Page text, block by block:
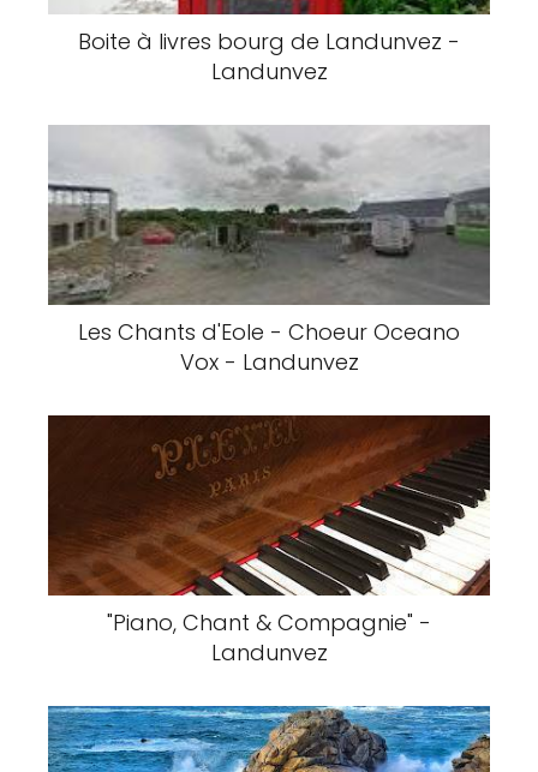
Boite à livres bourg de Landunvez -
Landunvez
Les Chants d'Eole - Choeur Oceano
Vox - Landunvez
"Piano, Chant & Compagnie" -
Landunvez